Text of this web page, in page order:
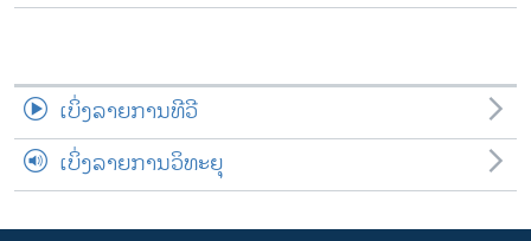
ເບິ່ງລາຍການທີວີ
ເບິ່ງລາຍການວິທະຍຸ